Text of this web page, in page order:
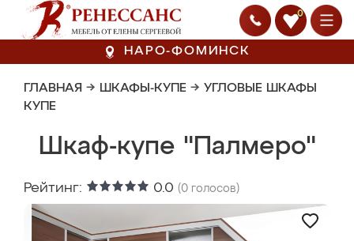
0
НАРО-ФОМИНСК
ГЛАВНАЯ → ШКАФЫ-КУПЕ → УГЛОВЫЕ ШКАФЫ
КУПЕ
Шкаф-купе "Палмеро"
Рейтинг: 0.0 (0 голосов)